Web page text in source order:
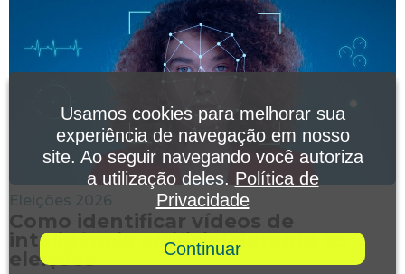
Eleições 2026
Como identificar vídeos de
inteligência artificial durante as
eleições
Usamos cookies para melhorar sua
experiência de navegação em nosso
site. Ao seguir navegando você autoriza
a utilização deles. Política de
Privacidade
Continuar